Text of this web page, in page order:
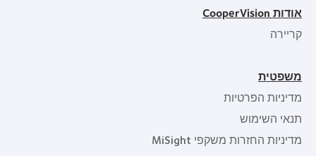
אודות CooperVision
קריירה
משפטית
מדיניות הפרטיות
תנאי השימוש
מדיניות החזרות משקפי MiSight